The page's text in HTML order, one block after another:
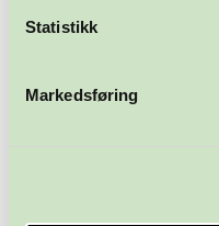
Statistikk
Markedsføring